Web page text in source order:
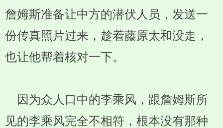
詹姆斯准备让中方的潜伏人员，发送一
份传真照片过来，趁着藤原太和没走，
也让他帮着核对一下。
因为众人口中的李乘风，跟詹姆斯所
见的李乘风完全不相符，根本没有那种